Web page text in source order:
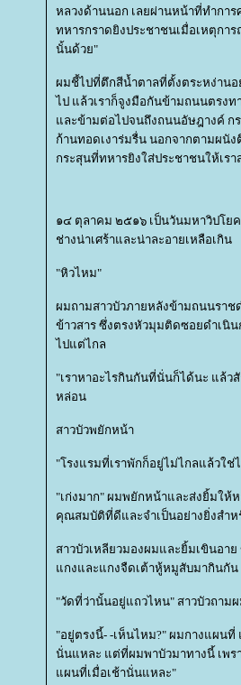
หลวงด้านนอก เลยผ่านหน้าที่ทำกา
ทหารกราดยิงประชาชนเมื่อเหตุกา
นั้นด้วย"
ผมชี้ไปที่ตึกสีน้ำตาลที่ตั้งตระหง่านอ
ไป แล้วเราก็จูงมือกันข้ามถนนตรง
ละข้ามต่อไปจนถึงถนนอัษฎางค์ ก
ก้านทอดเงาร่มรื่น นอกจากตามผนั
กระสุนที่ทหารยิงใส่ประชาชนให้เร
๑๔ ตุลาคม ๒๕๑๖ เป็นวันมหาวิปโย
ช่างน่าเศร้าและน่าละอายเหลือเกิน
"หิวไหม"
ผมถามสาวบัวภายหลังข้ามถนนราช
ข้าวสาร ซึ่งตรงหัวมุมติดซอยดำเนิ
ไปแต่ไกล
"เราหาอะไรกินกันที่นั่นก็ได้นะ แล้ว
หล่อน
สาวบัวพยักหน้า
"โรงแรมที่เราพักก็อยู่ไม่ไกลแล้วใช่
"เก่งมาก" ผมพยักหน้าและส่งยิ้มให้
คุณสมบัติที่ดีและจำเป็นอย่างยิ่งสำห
สาวบัวเหลียวมองผมและยิ้มเขินอา
กงและแกงจืดเต้าหู้หมูสับมากินกัน
"วัดที่ว่านั้นอยู่แถวไหน" สาวบัวถาม
"อยู่ตรงนี้- -เห็นไหม?" ผมกางแผน
นั่นแหละ แต่ที่ผมพาบัวมาทางนี้ เพ
ผนที่เมื่อเช้านั่นแหละ"